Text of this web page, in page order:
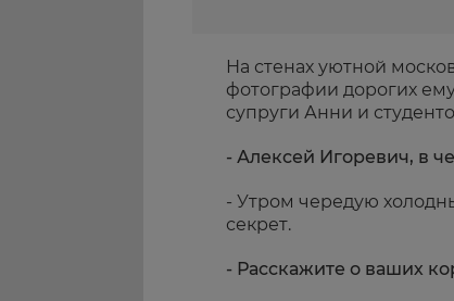
На стенах уютной
фотографии дорогих
супруги Анни и
- Алексей Игоревич, в
- Утром чередую
секрет.
- Расскажите о ваших